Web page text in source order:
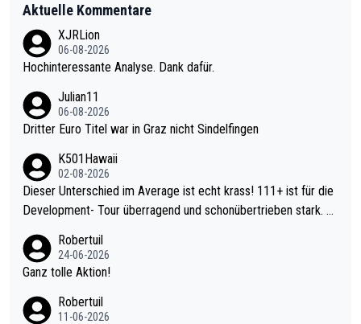
Aktuelle Kommentare
XJRLion
06-08-2026
Hochinteressante Analyse. Dank dafür.
Julian11
06-08-2026
Dritter Euro Titel war in Graz nicht Sindelfingen
K501Hawaii
02-08-2026
Dieser Unterschied im Average ist echt krass! 111+ ist für die
Development- Tour überragend und schonübertrieben stark. U
mal 40+ erst recht. Da gewinnst keinen Blumentopf - ist ja noc
h krasser wie ein Pokalspiel eines Kreisligisten vs einem Bund
Robertuil
24-06-2026
Ganz tolle Aktion!
Robertuil
11-06-2026